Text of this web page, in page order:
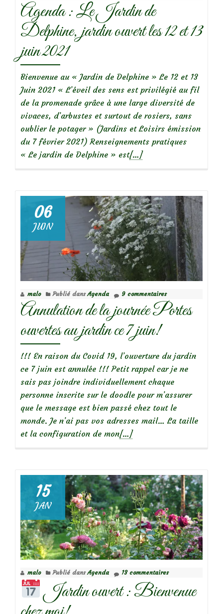
Agenda : Le Jardin de
Delphine, jardin ouvert les 12 et 13
juin 2021
Bienvenue au « Jardin de Delphine » Le 12 et 13
Juin 2021 « L’éveil des sens est privilégié au fil
de la promenade grâce à une large diversité de
vivaces, d’arbustes et surtout de rosiers, sans
oublier le potager » (Jardins et Loisirs émission
du 7 février 2021) Renseignements pratiques
« Le jardin de Delphine » estEn
:
Le
Jardin
de
Delphine,
jardin
ouvert
les
12
et
13
2021
[…]
06
JUIN
malo Publié dansAgenda 9 commentaires
Annulation de la journée Portes
ouvertes au jardin ce 7 juin!
!!! En raison du Covid 19, l’ouverture du jardin
ce 7 juin est annulée !!! Petit rappel car je ne
sais pas joindre individuellement chaque
personne inscrite sur le doodle pour m’assurer
que le message est bien passé chez tout le
monde. Je n’ai pas vos adresses mail… La taille
et la configuration de monEn
de
la
journée
Portes
ouvertes
au
jardin
ce
7
[…]
15
JAN
malo Publié dansAgenda 13 commentaires
Jardin ouvert : Bienvenue